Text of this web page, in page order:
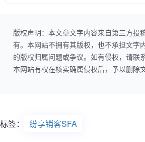
版权声明：本文章文字内容来自第三方投
有。本网站不拥有其版权，也不承担文字
的版权归属问题或争议。如有侵权，请联系
本网站有权在核实确属侵权后，予以删除文
标签： 纷享销客SFA